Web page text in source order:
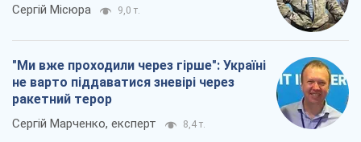
Сергій Місюра 9,0 т.
"Ми вже проходили через гірше": Україні
не варто піддаватися зневірі через
ракетний терор
Сергій Марченко, експерт 8,4 т.